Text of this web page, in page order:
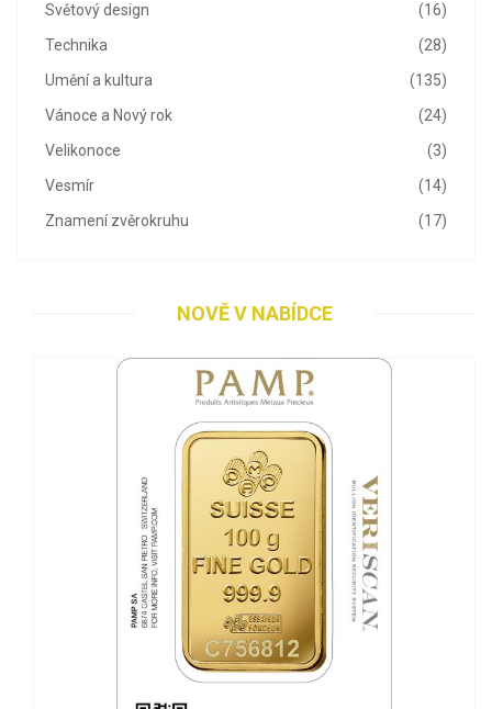
(16)
Světový design
(28)
Technika
(135)
Umění a kultura
(24)
Vánoce a Nový rok
(3)
Velikonoce
(14)
Vesmír
(17)
Znamení zvěrokruhu
NOVĚ V NABÍDCE